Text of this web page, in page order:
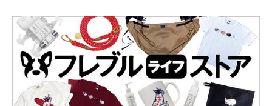
ど、内容盛りだくさんでお送りしていますので、最後まで
お見逃しなく！